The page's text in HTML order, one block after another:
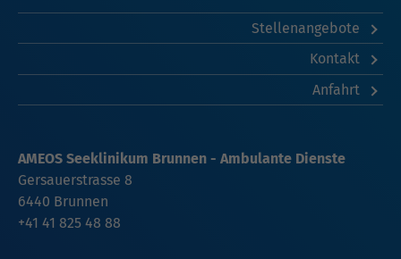
Stellenangebote
Kontakt
Anfahrt
AMEOS Seeklinikum Brunnen - Ambulante Dienste
Gersauerstrasse 8
6440 Brunnen
+41 41 825 48 88